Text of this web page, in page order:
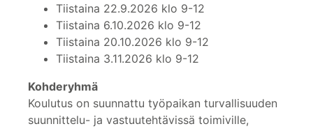
Tiistaina 22.9.2026 klo 9-12
Tiistaina 6.10.2026 klo 9-12
Tiistaina 20.10.2026 klo 9-12
Tiistaina 3.11.2026 klo 9-12
Kohderyhmä
Koulutus on suunnattu työpaikan turvallisuuden
suunnittelu- ja vastuutehtävissä toimiville,